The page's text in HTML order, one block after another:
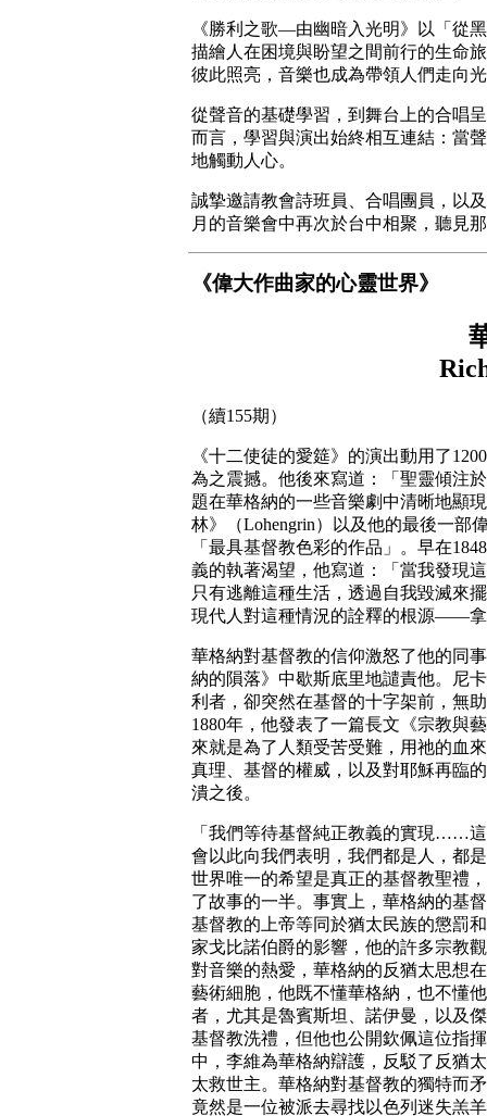
《勝利之歌—由幽暗入光明》以「從
描繪人在困境與盼望之間前行的生命
彼此照亮，音樂也成為帶領人們走向
從聲音的基礎學習，到舞台上的合唱
而言，學習與演出始終相互連結：當
地觸動人心。
誠摯邀請教會詩班員、合唱團員，以
月的音樂會中再次於台中相聚，聽見
《偉大作曲家的心靈世界》
（續155期）
《十二使徒的愛筵》的演出動用了
為之震撼。他後來寫道：「聖靈傾注
題在華格納的一些音樂劇中清晰地顯
林》（Lohengrin）以及他的最後一部
「最具基督教色彩的作品」。早在
義的執著渴望，他寫道：「當我發現
只有逃離這種生活，透過自我毀滅來
現代人對這種情況的詮釋的根源——
華格納對基督教的信仰激怒了他的同
納的隕落》中歇斯底里地譴責他。尼
利者，卻突然在基督的十字架前，無
1880年，他發表了一篇長文《宗教與
來就是為了人類受苦受難，用祂的血
真理、基督的權威，以及對耶穌再臨
潰之後。
「我們等待基督純正教義的實現……
會以此向我們表明，我們都是人，都
世界唯一的希望是真正的基督教聖禮
了故事的一半。事實上，華格納的基
基督教的上帝等同於猶太民族的懲罰
家戈比諾伯爵的影響，他的許多宗教
對音樂的熱愛，華格納的反猶太思想
藝術細胞，他既不懂華格納，也不懂
者，尤其是魯賓斯坦、諾伊曼，以及
基督教洗禮，但他也公開欽佩這位指
中，李維為華格納辯護，反駁了反猶
太救世主。華格納對基督教的獨特而
竟然是一位被派去尋找以色列迷失羔